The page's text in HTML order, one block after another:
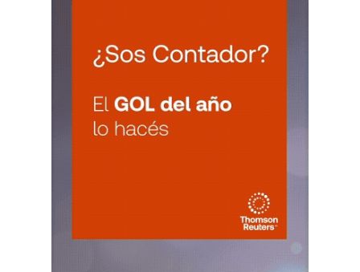
CUIT 0-1-2-3-4-5-6-7-8-9-…
CHUBUT
CORRIENTES